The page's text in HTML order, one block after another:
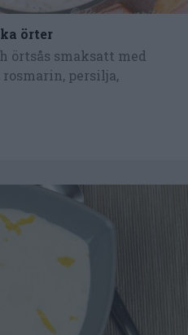
örter
örtsås smaksatt med
persilja,